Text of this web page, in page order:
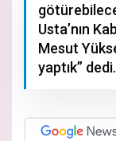
Usta’nın
Mesut
yaptık” dedi.